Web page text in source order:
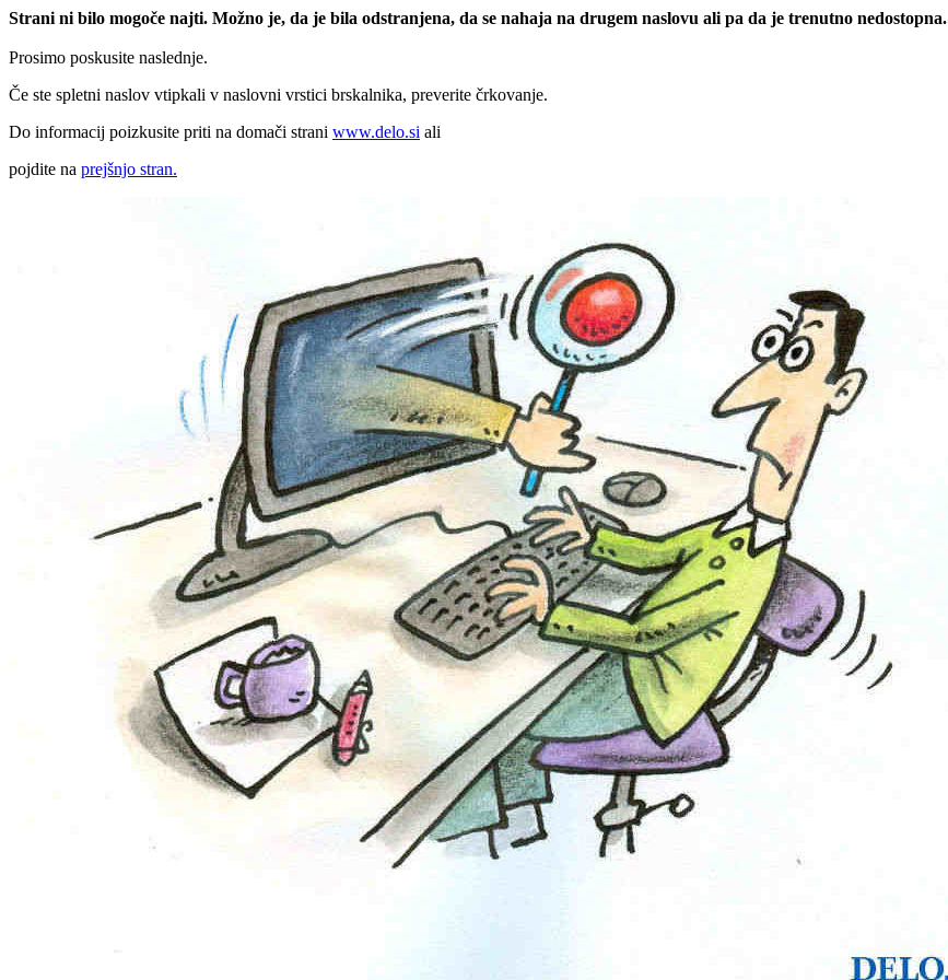
Strani ni bilo mogoče najti. Možno je, da je bila odstranjena, da se nahaja na drugem naslovu ali pa da je trenutno nedostopna.
Prosimo poskusite naslednje.
Če ste spletni naslov vtipkali v naslovni vrstici brskalnika, preverite črkovanje.
Do informacij poizkusite priti na domači strani www.delo.si ali
pojdite na prejšnjo stran.